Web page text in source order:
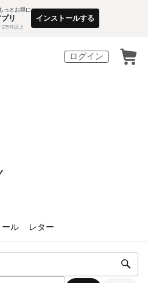
っとお得に
リ
3万件以上
インストールする
ログイン
ール レター